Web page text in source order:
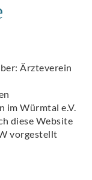
Ärzteverein
im Würmtal e.V.
diese Website
vorgestellt